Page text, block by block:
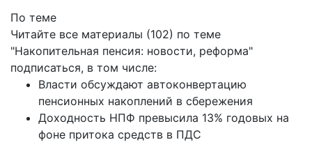
По теме
Читайте все материалы (102) по теме
"Накопительная пенсия: новости, реформа"
подписаться, в том числе:
Власти обсуждают автоконвертацию
пенсионных накоплений в сбережения
Доходность НПФ превысила 13% годовых на
фоне притока средств в ПДС